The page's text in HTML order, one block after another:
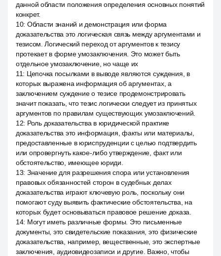
данной области положения определения основных понятий
конкрет.
10: Области знаний и демонстрация или форма
доказательства это логическая связь между аргументами и
тезисом. Логический переход от аргументов к тезису
протекает в форме умозаключения. Это может быть
отдельное умозаключение, но чаще их
11: Цепочка посылками в выводе являются суждения, в
которых выражена информация об аргументах, а
заключением суждение о тезисе продемонстрировать
значит показать, что тезис логически следует из принятых
аргументов по правилам существующих умозаключений.
12: Роль доказательства в юридической практике
доказательства это информация, факты или материалы,
предоставленные в юриспруденции с целью подтвердить
или опровергнуть какое-либо утверждение, факт или
обстоятельство, имеющее юриди.
13: Значение для разрешения спора или установления
правовых обязанностей сторон в судебных делах
доказательства играют ключевую роль, поскольку они
помогают суду выявить фактические обстоятельства, на
которых будет основываться правовое решение доказа.
14: Могут иметь различные формы. Это письменные
документы, это свидетельские показания, это физические
доказательства, например, вещественные, это экспертные
заключения, аудиовидеозаписи и другие. Важно, чтобы